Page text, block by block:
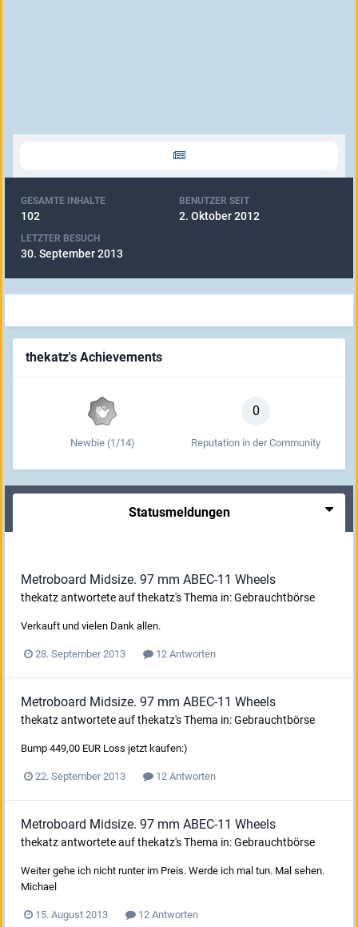
GESAMTE INHALTE
102
BENUTZER SEIT
2. Oktober 2012
LETZTER BESUCH
30. September 2013
thekatz's Achievements
Newbie (1/14)
0
Reputation in der Community
Statusmeldungen
Metroboard Midsize. 97 mm ABEC-11 Wheels
thekatzantwortete aufthekatz's Thema in:Gebrauchtbörse
Verkauft und vielen Dank allen.
28. September 2013 12 Antworten
Metroboard Midsize. 97 mm ABEC-11 Wheels
thekatzantwortete aufthekatz's Thema in:Gebrauchtbörse
Bump 449,00 EUR Loss jetzt kaufen:)
22. September 2013 12 Antworten
Metroboard Midsize. 97 mm ABEC-11 Wheels
thekatzantwortete aufthekatz's Thema in:Gebrauchtbörse
Weiter gehe ich nicht runter im Preis. Werde ich mal tun. Mal sehen.
Michael
15. August 2013 12 Antworten